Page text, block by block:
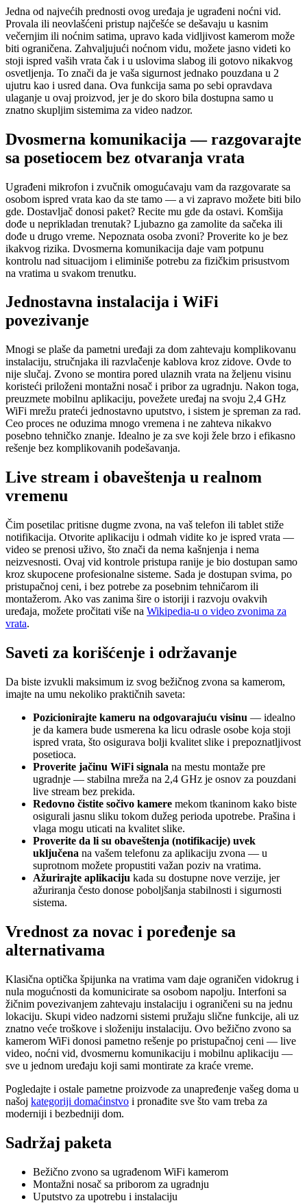
Jedna od najvećih prednosti ovog uređaja je ugrađeni noćni vid.
Provala ili neovlašćeni pristup najčešće se dešavaju u kasnim
večernjim ili noćnim satima, upravo kada vidljivost kamerom može
biti ograničena. Zahvaljujući noćnom vidu, možete jasno videti ko
stoji ispred vaših vrata čak i u uslovima slabog ili gotovo nikakvog
osvetljenja. To znači da je vaša sigurnost jednako pouzdana u 2
ujutru kao i usred dana. Ova funkcija sama po sebi opravdava
ulaganje u ovaj proizvod, jer je do skoro bila dostupna samo u
znatno skupljim sistemima za video nadzor.
Dvosmerna komunikacija — razgovarajte
sa posetiocem bez otvaranja vrata
Ugrađeni mikrofon i zvučnik omogućavaju vam da razgovarate sa
osobom ispred vrata kao da ste tamo — a vi zapravo možete biti bilo
gde. Dostavljač donosi paket? Recite mu gde da ostavi. Komšija
dođe u neprikladan trenutak? Ljubazno ga zamolite da sačeka ili
dođe u drugo vreme. Nepoznata osoba zvoni? Proverite ko je bez
ikakvog rizika. Dvosmerna komunikacija daje vam potpunu
kontrolu nad situacijom i eliminiše potrebu za fizičkim prisustvom
na vratima u svakom trenutku.
Jednostavna instalacija i WiFi
povezivanje
Mnogi se plaše da pametni uređaji za dom zahtevaju komplikovanu
instalaciju, stručnjaka ili razvlačenje kablova kroz zidove. Ovde to
nije slučaj. Zvono se montira pored ulaznih vrata na željenu visinu
koristeći priloženi montažni nosač i pribor za ugradnju. Nakon toga,
preuzmete mobilnu aplikaciju, povežete uređaj na svoju 2,4 GHz
WiFi mrežu prateći jednostavno uputstvo, i sistem je spreman za rad.
Ceo proces ne oduzima mnogo vremena i ne zahteva nikakvo
posebno tehničko znanje. Idealno je za sve koji žele brzo i efikasno
rešenje bez komplikovanih podešavanja.
Live stream i obaveštenja u realnom
vremenu
Čim posetilac pritisne dugme zvona, na vaš telefon ili tablet stiže
notifikacija. Otvorite aplikaciju i odmah vidite ko je ispred vrata —
video se prenosi uživo, što znači da nema kašnjenja i nema
neizvesnosti. Ovaj vid kontrole pristupa ranije je bio dostupan samo
kroz skupocene profesionalne sisteme. Sada je dostupan svima, po
pristupačnoj ceni, i bez potrebe za posebnim tehničarom ili
montažerom. Ako vas zanima šire o istoriji i razvoju ovakvih
uređaja, možete pročitati više na Wikipedia-u o video zvonima za
vrata.
Saveti za korišćenje i održavanje
Da biste izvukli maksimum iz svog bežičnog zvona sa kamerom,
imajte na umu nekoliko praktičnih saveta:
Pozicionirajte kameru na odgovarajuću visinu — idealno
je da kamera bude usmerena ka licu odrasle osobe koja stoji
ispred vrata, što osigurava bolji kvalitet slike i prepoznatljivost
posetioca.
Proverite jačinu WiFi signala na mestu montaže pre
ugradnje — stabilna mreža na 2,4 GHz je osnov za pouzdani
live stream bez prekida.
Redovno čistite sočivo kamere mekom tkaninom kako biste
osigurali jasnu sliku tokom dužeg perioda upotrebe. Prašina i
vlaga mogu uticati na kvalitet slike.
Proverite da li su obaveštenja (notifikacije) uvek
uključena na vašem telefonu za aplikaciju zvona — u
suprotnom možete propustiti važan poziv na vratima.
Ažurirajte aplikaciju kada su dostupne nove verzije, jer
ažuriranja često donose poboljšanja stabilnosti i sigurnosti
sistema.
Vrednost za novac i poređenje sa
alternativama
Klasična optička špijunka na vratima vam daje ograničen vidokrug i
nula mogućnosti da komunicirate sa osobom napolju. Interfoni sa
žičnim povezivanjem zahtevaju instalaciju i ograničeni su na jednu
lokaciju. Skupi video nadzorni sistemi pružaju slične funkcije, ali uz
znatno veće troškove i složeniju instalaciju. Ovo bežično zvono sa
kamerom WiFi donosi pametno rešenje po pristupačnoj ceni — live
video, noćni vid, dvosmernu komunikaciju i mobilnu aplikaciju —
sve u jednom uređaju koji sami montirate za kraće vreme.
Pogledajte i ostale pametne proizvode za unapređenje vašeg doma u
našoj kategoriji domaćinstvo i pronađite sve što vam treba za
moderniji i bezbedniji dom.
Sadržaj paketa
Bežično zvono sa ugrađenom WiFi kamerom
Montažni nosač sa priborom za ugradnju
Uputstvo za upotrebu i instalaciju